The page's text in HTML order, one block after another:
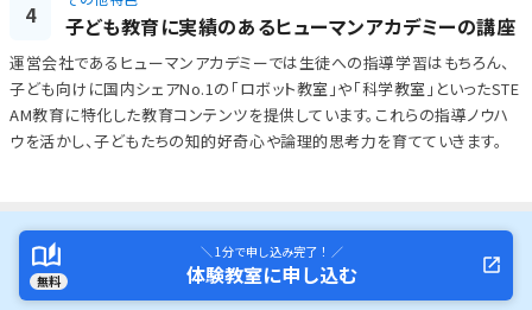
4 子ども教育に実績のあるヒューマンアカデミーの講座
運営会社であるヒューマンアカデミーでは生徒への指導学習はもちろん、
子ども向けに国内シェアNo.1の「ロボット教室」や「科学教室」といったSTE
AM教育に特化した教育コンテンツを提供しています。これらの指導ノウハ
ウを活かし、子どもたちの知的好奇心や論理的思考力を育てていきます。
無料
＼ 1分で申し込み完了！ ／
体験教室に申し込む